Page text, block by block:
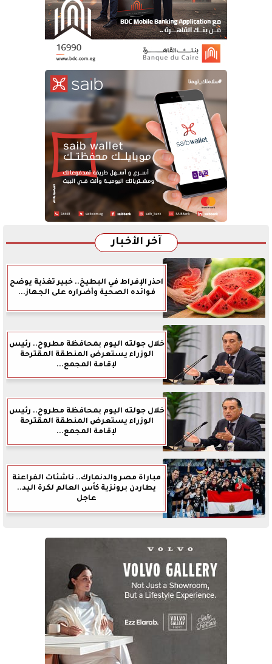
آخر الأخبار
احذر الإفراط في البطيخ.. خبير تغذية يوضح
فوائده الصحية وأضراره على الجهاز...
خلال جولته اليوم بمحافظة مطروح.. رئيس
الوزراء يستعرض المنطقة المقترحة
لإقامة المجمع...
خلال جولته اليوم بمحافظة مطروح.. رئيس
الوزراء يستعرض المنطقة المقترحة
لإقامة المجمع...
مباراة مصر والدنمارك.. ناشئات الفراعنة
يطاردن برونزية كأس العالم لكرة اليد..
عاجل